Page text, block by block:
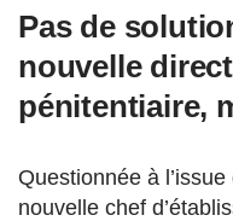
Pas de
nouvelle
pénitentiaire,
Questionnée à
nouvelle chef